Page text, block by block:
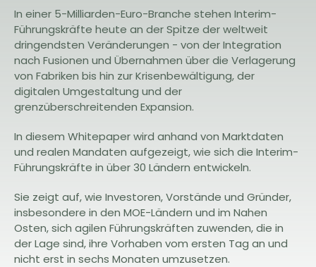
In einer 5-Milliarden-Euro-Branche stehen Interim-
Führungskräfte heute an der Spitze der weltweit
dringendsten Veränderungen - von der Integration
nach Fusionen und Übernahmen über die Verlagerung
von Fabriken bis hin zur Krisenbewältigung, der
digitalen Umgestaltung und der
grenzüberschreitenden Expansion.
In diesem Whitepaper wird anhand von Marktdaten
und realen Mandaten aufgezeigt, wie sich die Interim-
Führungskräfte in über 30 Ländern entwickeln.
Sie zeigt auf, wie Investoren, Vorstände und Gründer,
insbesondere in den MOE-Ländern und im Nahen
Osten, sich agilen Führungskräften zuwenden, die in
der Lage sind, ihre Vorhaben vom ersten Tag an und
nicht erst in sechs Monaten umzusetzen.